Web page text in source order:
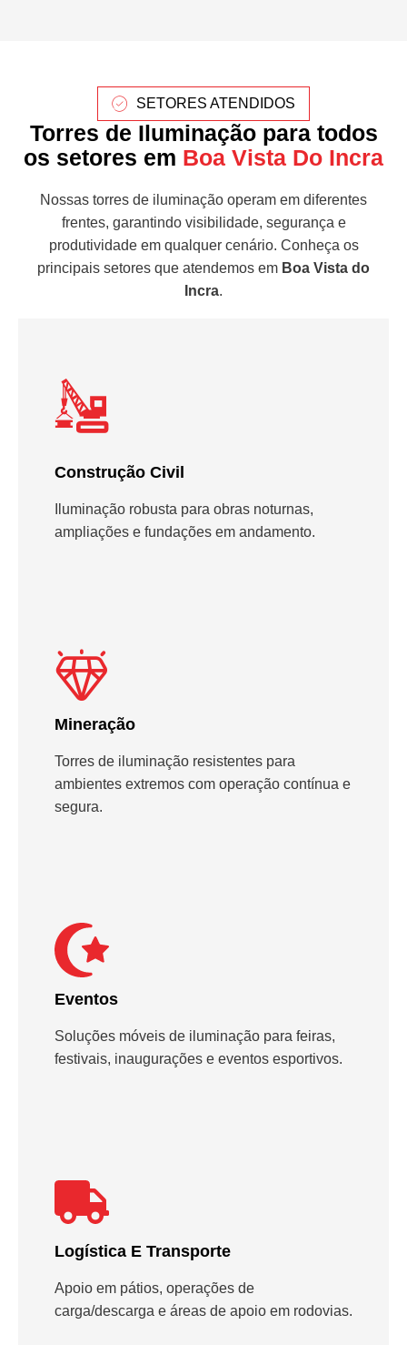
SETORES ATENDIDOS
Torres de Iluminação para todos
os setores em Boa Vista Do Incra
Nossas torres de iluminação operam em diferentes
frentes, garantindo visibilidade, segurança e
produtividade em qualquer cenário. Conheça os
principais setores que atendemos em Boa Vista do
Incra.
Construção Civil
Iluminação robusta para obras noturnas,
ampliações e fundações em andamento.
Mineração
Torres de iluminação resistentes para
ambientes extremos com operação contínua e
segura.
Eventos
Soluções móveis de iluminação para feiras,
festivais, inaugurações e eventos esportivos.
Logística E Transporte
Apoio em pátios, operações de
carga/descarga e áreas de apoio em rodovias.